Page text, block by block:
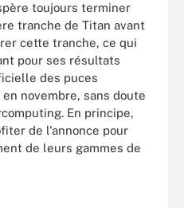
toujours terminer
tranche de Titan avant
cette tranche, ce qui
pour ses résultats
des puces
novembre, sans doute
En principe,
de l'annonce pour
de leurs gammes de